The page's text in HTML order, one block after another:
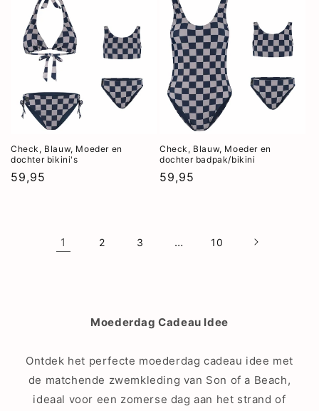
Check, Blauw, Moeder en
dochter bikini's
Normale
59,95
Check, Blauw, Moeder en
dochter badpak/bikini
Normale
59,95
1 2 3 … 10
Moederdag Cadeau Idee
Ontdek het perfecte moederdag cadeau idee met
de matchende zwemkleding van Son of a Beach,
ideaal voor een zomerse dag aan het strand of